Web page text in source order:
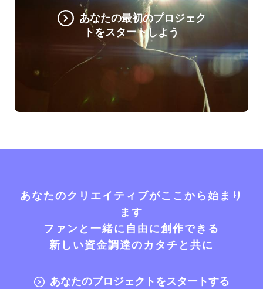
あなたの最初のプロジェク
トをスタートしよう
あなたのクリエイティブがここから始まり
ます
ファンと一緒に自由に創作できる
新しい資金調達のカタチと共に
あなたのプロジェクトをスタートする